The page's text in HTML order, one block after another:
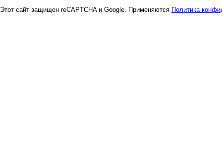
Этот сайт защищен reCAPTCHA и Google. Применяются Политика